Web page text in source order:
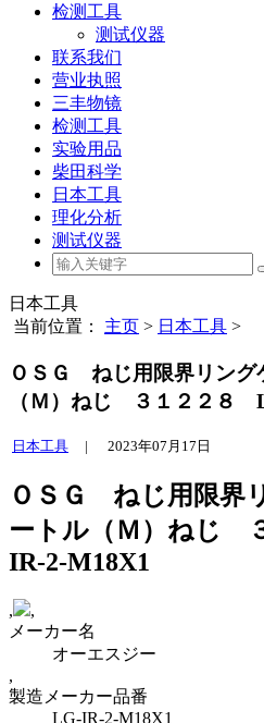
检测工具
测试仪器
联系我们
营业执照
三丰物镜
检测工具
实验用品
柴田科学
日本工具
理化分析
测试仪器
日本工具
当前位置： 主页 > 日本工具 >
ＯＳＧ ねじ用限界リン
（Ｍ）ねじ ３１２２８
日本工具 | 2023年07月17日
ＯＳＧ ねじ用限界
ートル（Ｍ）ねじ
IR-2-M18X1
,
,
メーカー名
オーエスジー
,
製造メーカー品番
LG-IR-2-M18X1